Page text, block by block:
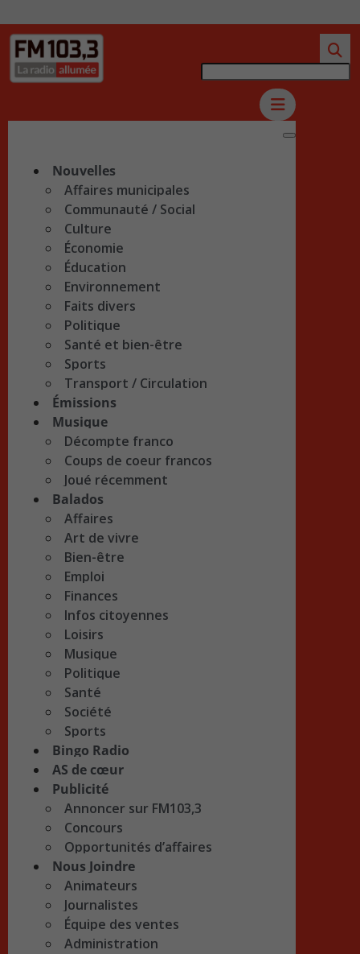
Nouvelles
Affaires municipales
Communauté / Social
Culture
Économie
Éducation
Environnement
Faits divers
Politique
Santé et bien-être
Sports
Transport / Circulation
Émissions
Musique
Décompte franco
Coups de coeur francos
Joué récemment
Balados
Affaires
Art de vivre
Bien-être
Emploi
Finances
Infos citoyennes
Loisirs
Musique
Politique
Santé
Société
Sports
Bingo Radio
AS de cœur
Publicité
Annoncer sur FM103,3
Concours
Opportunités d’affaires
Nous Joindre
Animateurs
Journalistes
Équipe des ventes
Administration